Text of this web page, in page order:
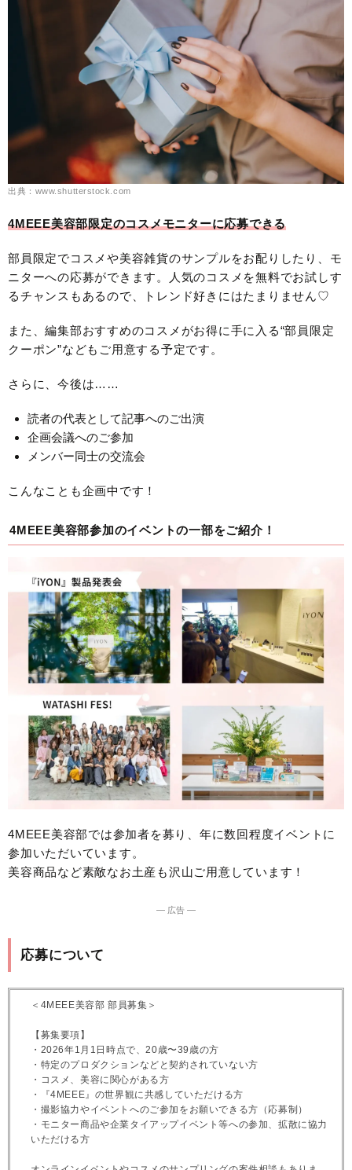
出典：www.shutterstock.com
4MEEE美容部限定のコスメモニターに応募できる
部員限定でコスメや美容雑貨のサンプルをお配りしたり、モ
ニターへの応募ができます。人気のコスメを無料でお試しす
るチャンスもあるので、トレンド好きにはたまりません♡
また、編集部おすすめのコスメがお得に手に入る“部員限定
クーポン”などもご用意する予定です。
さらに、今後は……
読者の代表として記事へのご出演
企画会議へのご参加
メンバー同士の交流会
こんなことも企画中です！
4MEEE美容部参加のイベントの一部をご紹介！
4MEEE美容部では参加者を募り、年に数回程度イベントに
参加いただいています。
美容商品など素敵なお土産も沢山ご用意しています！
― 広告 ―
応募について
＜4MEEE美容部 部員募集＞
【募集要項】
・2026年1月1日時点で、20歳〜39歳の方
・特定のプロダクションなどと契約されていない方
・コスメ、美容に関心がある方
・『4MEEE』の世界観に共感していただける方
・撮影協力やイベントへのご参加をお願いできる方（応募制）
・モニター商品や企業タイアップイベント等への参加、拡散に協力
いただける方